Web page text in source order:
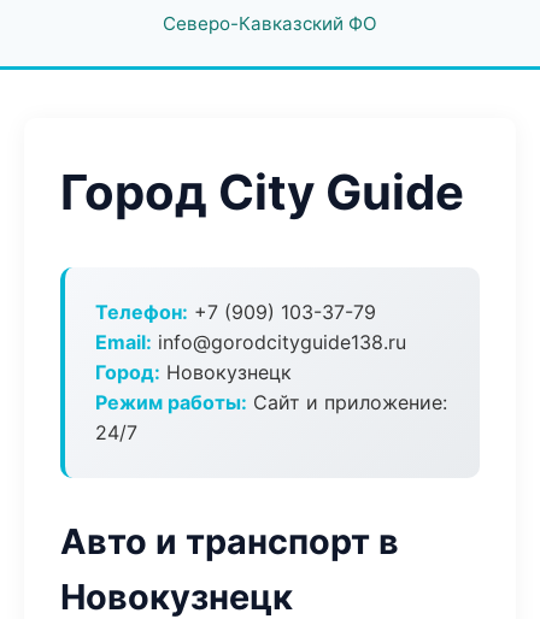
Северо-Кавказский ФО
Город City Guide
Телефон: +7 (909) 103-37-79
Email: info@gorodcityguide138.ru
Город: Новокузнецк
Режим работы: Сайт и приложение:
24/7
Авто и транспорт в
Новокузнецк